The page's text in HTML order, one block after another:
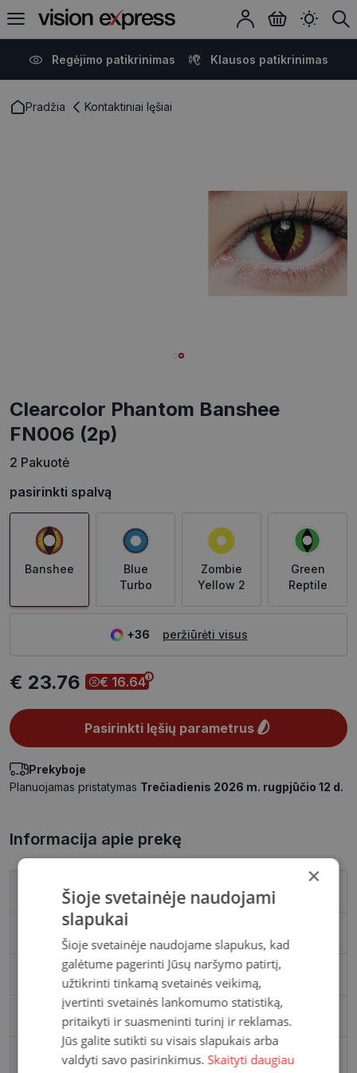
Regėjimo patikrinimas Klausos patikrinimas
Pradžia Kontaktiniai lęšiai
Clearcolor Phantom Banshee
FN006 (2p)
2 Pakuotė
pasirinkti spalvą
Banshee
Blue
Turbo
Zombie
Yellow 2
Green
Reptile
+36 peržiūrėti visus
€ 23.76 € 16.64
Pasirinkti lęšių parametrus
Prekyboje
Planuojamas pristatymas Trečiadienis 2026 m. rugpjūčio 12 d.
Informacija apie prekę
Spindulys 8.6
Medžiaga Polymacon
Vandens kiekis 38
DK/l, Dk/t 14
×
Šioje svetainėje naudojami
slapukai
Šioje svetainėje naudojame slapukus, kad
galėtume pagerinti Jūsų naršymo patirtį,
užtikrinti tinkamą svetainės veikimą,
įvertinti svetainės lankomumo statistiką,
pritaikyti ir suasmeninti turinį ir reklamas.
Jūs galite sutikti su visais slapukais arba
valdyti savo pasirinkimus. Skaityti daugiau